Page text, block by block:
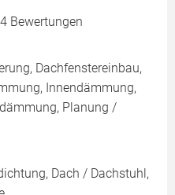
Bewertungen
Dachfenstereinbau,
Innendämmung,
Planung /
Dach / Dachstuhl,